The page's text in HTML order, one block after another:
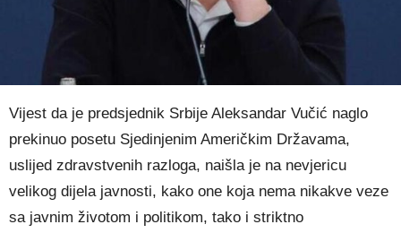
Vijest da je predsjednik Srbije Aleksandar Vučić naglo
prekinuo posetu Sjedinjenim Američkim Državama,
uslijed zdravstvenih razloga, naišla je na nevjericu
velikog dijela javnosti, kako one koja nema nikakve veze
sa javnim životom i politikom, tako i striktno